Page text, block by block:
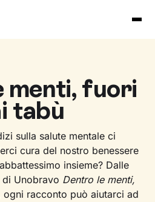
menti, fuori
tabù
sulla salute mentale ci
cura del nostro benessere
insieme? Dalle
Unobravo Dentro le menti,
ogni racconto può aiutarci ad